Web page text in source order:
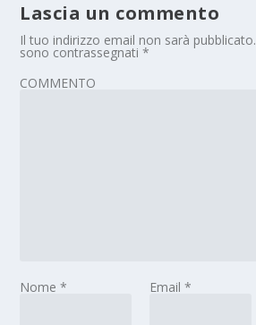
Lascia un commento
Il tuo indirizzo email non sarà pubblicato.
sono contrassegnati*
COMMENTO
Nome* Email *